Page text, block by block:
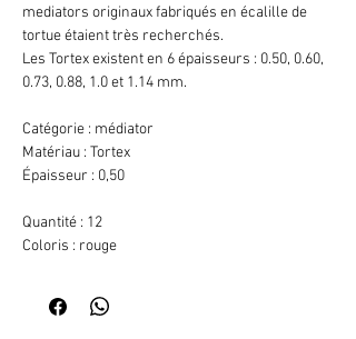
mediators originaux fabriqués en écalille de
tortue étaient très recherchés.
Les Tortex existent en 6 épaisseurs : 0.50, 0.60,
0.73, 0.88, 1.0 et 1.14 mm.
Catégorie : médiator
Matériau : Tortex
Épaisseur : 0,50
Quantité : 12
Coloris : rouge